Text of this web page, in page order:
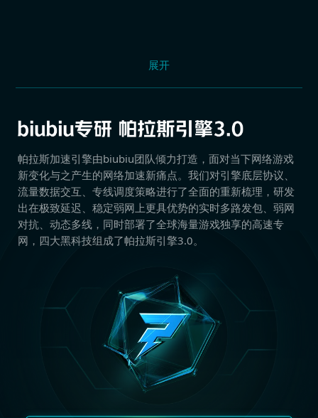
展开
帕拉斯加速引擎由biubiu团队倾力打造，面对当下网络游戏
新变化与之产生的网络加速新痛点。我们对引擎底层协议、
流量数据交互、专线调度策略进行了全面的重新梳理，研发
出在极致延迟、稳定弱网上更具优势的实时多路发包、弱网
对抗、动态多线，同时部署了全球海量游戏独享的高速专
网，四大黑科技组成了帕拉斯引擎3.0。